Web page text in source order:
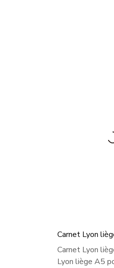
Carnet Lyon
Carnet Lyon
Lyon liège A5